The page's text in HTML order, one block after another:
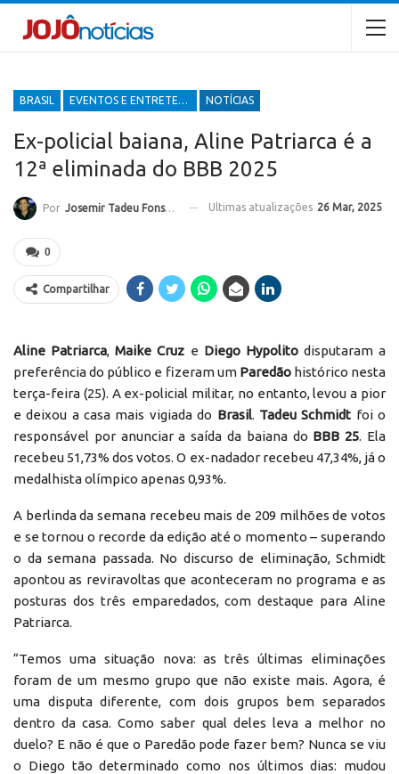
BRASIL EVENTOS E ENTRETENIMENTOS NOTÍCIAS
Ex-policial baiana, Aline Patriarca é a
12ª eliminada do BBB 2025
Por Josemir Tadeu Fonseca Ultimas atualizações 26 Mar, 2025
0
Compartilhar
Aline Patriarca,Maike Cruz e Diego Hypolito disputaram a
preferência do público e fizeram um Paredão histórico nesta
terça-feira (25). A ex-policial militar, no entanto, levou a pior
e deixou a casa mais vigiada do Brasil. Tadeu Schmidt foi o
responsável por anunciar a saída da baiana do BBB 25. Ela
recebeu 51,73% dos votos. O ex-nadador recebeu 47,34%, já o
medalhista olímpico apenas 0,93%.
A berlinda da semana recebeu mais de 209 milhões de votos
e se tornou o recorde da edição até o momento – superando
o da semana passada. No discurso de eliminação, Schmidt
apontou as reviravoltas que aconteceram no programa e as
posturas dos três emparedados, com destaque para Aline
Patriarca.
“Temos uma situação nova: as três últimas eliminações
foram de um mesmo grupo que não existe mais. Agora, é
uma disputa diferente, com dois grupos bem separados
dentro da casa. Como saber qual deles leva a melhor no
duelo? E não é que o Paredão pode fazer bem? Nunca se viu
o Diego tão determinado como nos últimos dias: mudou